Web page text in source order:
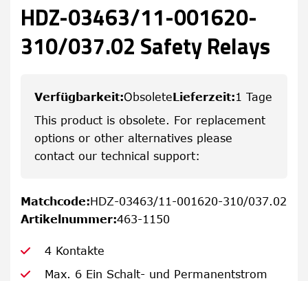
HDZ-03463/11-001620-
310/037.02 Safety Relays
Verfügbarkeit:ObsoleteLieferzeit:1 Tage
This product is obsolete. For replacement
options or other alternatives please
contact our technical support:
Matchcode:HDZ-03463/11-001620-310/037.02
Artikelnummer:463-1150
4 Kontakte
Max. 6 Ein Schalt- und Permanentstrom